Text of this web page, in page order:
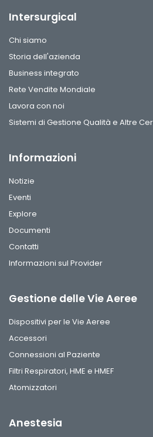
Intersurgical
Chi siamo
Storia dell'azienda
Business integrato
Rete Vendite Mondiale
Lavora con noi
Sistemi di Gestione Qualità e Altre
Informazioni
Notizie
Eventi
Explore
Documenti
Contatti
Informazioni sul Provider
Gestione delle Vie Aeree
Dispositivi per le Vie Aeree
Accessori
Connessioni al Paziente
Filtri Respiratori, HME e HMEF
Atomizzatori
Anestesia